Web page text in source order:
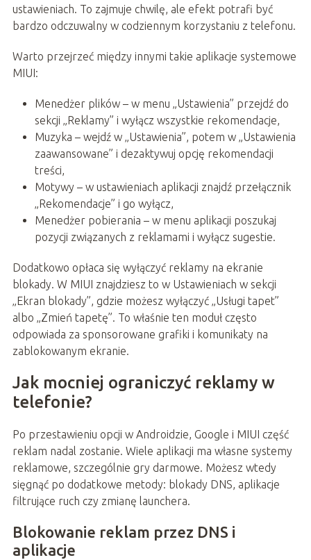
ustawieniach. To zajmuje chwilę, ale efekt potrafi być
bardzo odczuwalny w codziennym korzystaniu z telefonu.
Warto przejrzeć między innymi takie aplikacje systemowe
MIUI:
Menedżer plików – w menu „Ustawienia” przejdź do
sekcji „Reklamy” i wyłącz wszystkie rekomendacje,
Muzyka – wejdź w „Ustawienia”, potem w „Ustawienia
zaawansowane” i dezaktywuj opcję rekomendacji
treści,
Motywy – w ustawieniach aplikacji znajdź przełącznik
„Rekomendacje” i go wyłącz,
Menedżer pobierania – w menu aplikacji poszukaj
pozycji związanych z reklamami i wyłącz sugestie.
Dodatkowo opłaca się wyłączyć reklamy na ekranie
blokady. W MIUI znajdziesz to w Ustawieniach w sekcji
„Ekran blokady”, gdzie możesz wyłączyć „Usługi tapet”
albo „Zmień tapetę”. To właśnie ten moduł często
odpowiada za sponsorowane grafiki i komunikaty na
zablokowanym ekranie.
Jak mocniej ograniczyć reklamy w
telefonie?
Po przestawieniu opcji w Androidzie, Google i MIUI część
reklam nadal zostanie. Wiele aplikacji ma własne systemy
reklamowe, szczególnie gry darmowe. Możesz wtedy
sięgnąć po dodatkowe metody: blokady DNS, aplikacje
filtrujące ruch czy zmianę launchera.
Blokowanie reklam przez DNS i
aplikacje